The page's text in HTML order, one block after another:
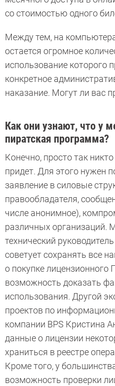
со стоимостью одного
Между тем, на
остается огромное
использование которого
конкретное
наказание. Могут ли вас
Как они узнают, что у
пиратская программа?
Конечно, просто так
придет. Для этого нужен
заявление в силовые
правообладателя,
числе анонимное),
различных организаций.
технический
советует сохранять все
о покупке
возможность доказать
использования. Другой
проектов по
компании BPS Кристина
данные о лицензии
храниться в реестре
Кроме того, у
возможность проверки